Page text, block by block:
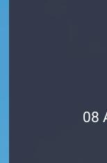
08